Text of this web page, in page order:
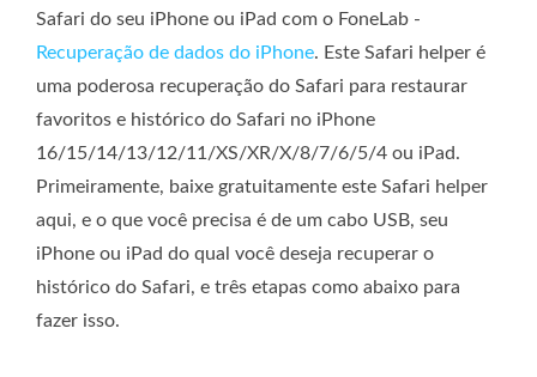
Safari do seu iPhone ou iPad com o FoneLab -
Recuperação de dados do iPhone. Este Safari helper é
uma poderosa recuperação do Safari para restaurar
favoritos e histórico do Safari no iPhone
16/15/14/13/12/11/XS/XR/X/8/7/6/5/4 ou iPad.
Primeiramente, baixe gratuitamente este Safari helper
aqui, e o que você precisa é de um cabo USB, seu
iPhone ou iPad do qual você deseja recuperar o
histórico do Safari, e três etapas como abaixo para
fazer isso.